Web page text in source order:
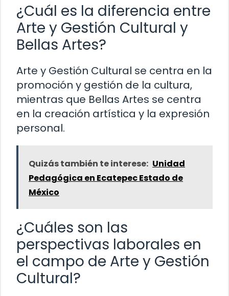
¿Cuál es la diferencia entre
Arte y Gestión Cultural y
Bellas Artes?
Arte y Gestión Cultural se centra en la
promoción y gestión de la cultura,
mientras que Bellas Artes se centra
en la creación artística y la expresión
personal.
Quizás también te interese: Unidad
Pedagógica en Ecatepec Estado de
México
¿Cuáles son las
perspectivas laborales en
el campo de Arte y Gestión
Cultural?